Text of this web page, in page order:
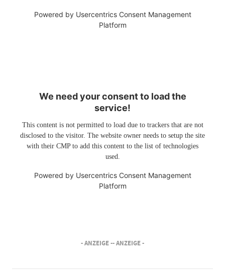
Powered by Usercentrics Consent Management
Platform
We need your consent to load the
service!
This content is not permitted to load due to trackers that are not
disclosed to the visitor. The website owner needs to setup the site
with their CMP to add this content to the list of technologies
used.
Powered by Usercentrics Consent Management
Platform
- ANZEIGE -- ANZEIGE -